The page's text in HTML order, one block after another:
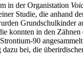
in der Organistation
Studie, die anhand
Grundschulkinder
konnten in den Zähnen
90
bei, die